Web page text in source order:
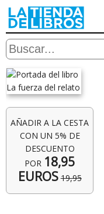
AÑADIR A LA CESTA
CON UN 5% DE
DESCUENTO
POR 18,95
EUROS 19,95